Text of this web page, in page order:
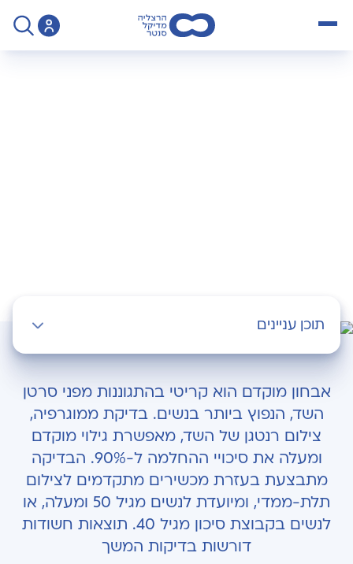
תוכן עניינים
למי מומלץ לעבור ממוגרפיה?
כיצד מתבצעת בדיקת ממוגרפיה?
איזה ממצאים ניתן לאתר בעזרת רנטגן?
מה אם התגלה ממצא חשוד במהלך הבדיקה?
קביעת תור לבדיקת ממוגרפיה בהרצליה מדיקל
אבחון מוקדם הוא קריטי בהתגוננות מפני סרטן
השד, הנפוץ ביותר בנשים. בדיקת ממוגרפיה,
צילום רנטגן של השד, מאפשרת גילוי מוקדם
ומעלה את סיכויי ההחלמה ל-90%. הבדיקה
מתבצעת בעזרת מכשירים מתקדמים לצילום
תלת-ממדי, ומיועדת לנשים מגיל 50 ומעלה, או
לנשים בקבוצת סיכון מגיל 40. תוצאות חשודות
דורשות בדיקות המשך